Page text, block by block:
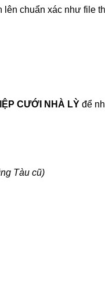
lên chuẩn xác như file
CƯỚI NHÀ LỲ để
Tàu cũ)